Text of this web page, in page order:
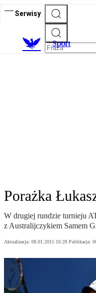
Serwisy
Sport
Porażka
W drugiej rundzie turnieju
z Australijczykiem Samem
Aktualizacja: 08.01.2015 10:28 Publikacja: